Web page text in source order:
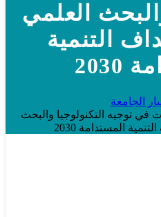
العلمي
التنمية
الجامعة
توجيه التكنولوجيا والبحث
المستدامة 2030